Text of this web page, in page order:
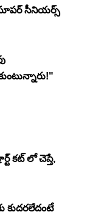
సీనియర్స్
కట్ లో చెప్తే,
కుదరలేదంటే